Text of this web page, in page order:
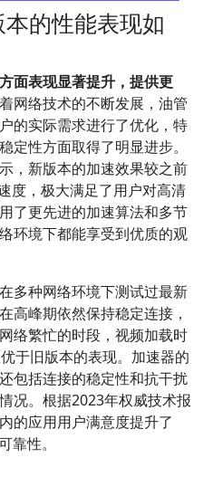
的性能表现如
面表现显著提升，提供更
网络技术的不断发展，油管
的实际需求进行了优化，特
定性方面取得了明显进步。
，新版本的加速效果较之前
度，极大满足了用户对高清
了更先进的加速算法和多节
环境下都能享受到优质的观
多种网络环境下测试过最新
高峰期依然保持稳定连接，
络繁忙的时段，视频加载时
于旧版本的表现。加速器的
包括连接的稳定性和抗干扰
况。根据2023年权威技术报
的应用用户满意度提升了
靠性。